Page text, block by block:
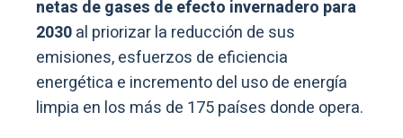
netas de gases de efecto invernadero para
2030al priorizar la reducción de sus
emisiones, esfuerzos de eficiencia
energética e incremento del uso de energía
limpia en los más de 175 países donde opera.